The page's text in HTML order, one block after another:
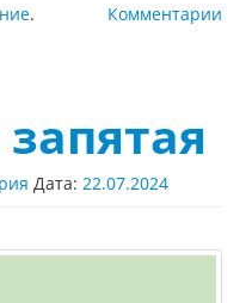
Комментарии
.
Дата: 22.07.2024